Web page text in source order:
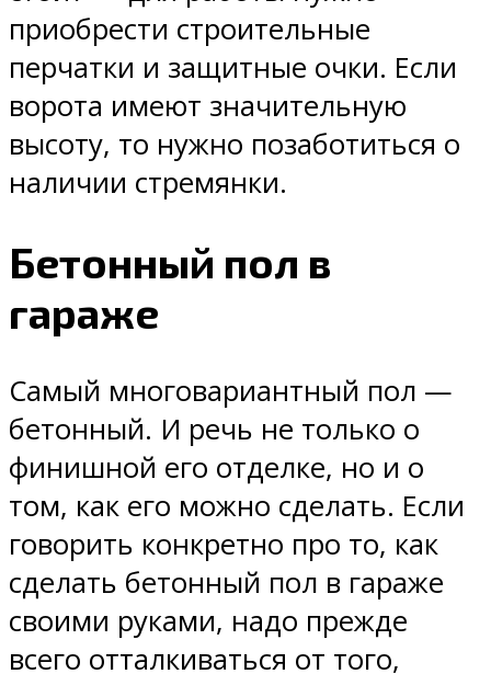
приобрести строительные
перчатки и защитные очки. Если
ворота имеют значительную
высоту, то нужно позаботиться о
наличии стремянки.
Бетонный пол в
гараже
Самый многовариантный пол —
бетонный. И речь не только о
финишной его отделке, но и о
том, как его можно сделать. Если
говорить конкретно про то, как
сделать бетонный пол в гараже
своими руками, надо прежде
всего отталкиваться от того,